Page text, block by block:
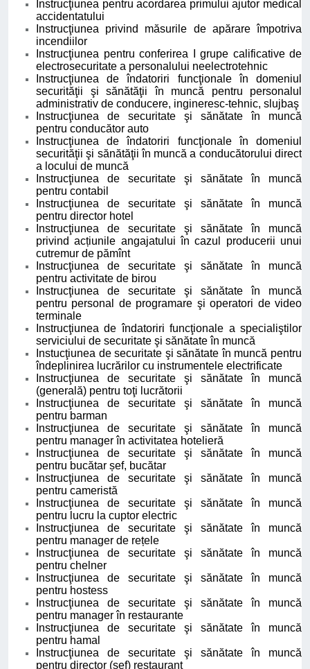
Instrucţiunea pentru acordarea primului ajutor medical
accidentatului
Instrucţiunea privind măsurile de apărare împotriva
incendiilor
Instrucţiunea pentru conferirea I grupe calificative de
electrosecuritate a personalului neelectrotehnic
Instrucţiunea de îndatoriri funcţionale în domeniul
securităţii şi sănătăţii în muncă pentru personalul
administrativ de conducere, ingineresc-tehnic, slujbaş
Instrucţiunea de securitate şi sănătate în muncă
pentru conducător auto
Instrucţiunea de îndatoriri funcţionale în domeniul
securităţii şi sănătăţii în muncă a conducătorului direct
a locului de muncă
Instrucţiunea de securitate şi sănătate în muncă
pentru contabil
Instrucţiunea de securitate şi sănătate în muncă
pentru director hotel
Instrucţiunea de securitate şi sănătate în muncă
privind acțiunile angajatului în cazul producerii unui
cutremur de pămînt
Instrucţiunea de securitate şi sănătate în muncă
pentru activitate de birou
Instrucţiunea de securitate şi sănătate în muncă
pentru personal de programare şi operatori de video
terminale
Instrucţiunea de îndatoriri funcţionale a specialiştilor
serviciului de securitate şi sănătate în muncă
Instucţiunea de securitate şi sănătate în muncă pentru
îndeplinirea lucrărilor cu instrumentele electrificate
Instrucţiunea de securitate şi sănătate în muncă
(generală) pentru toţi lucrătorii
Instrucţiunea de securitate şi sănătate în muncă
pentru barman
Instrucţiunea de securitate şi sănătate în muncă
pentru manager în activitatea hotelieră
Instrucţiunea de securitate şi sănătate în muncă
pentru bucătar șef, bucătar
Instrucţiunea de securitate şi sănătate în muncă
pentru cameristă
Instrucţiunea de securitate şi sănătate în muncă
pentru lucru la cuptor electric
Instrucţiunea de securitate şi sănătate în muncă
pentru manager de rețele
Instrucţiunea de securitate şi sănătate în muncă
pentru chelner
Instrucţiunea de securitate şi sănătate în muncă
pentru hostess
Instrucţiunea de securitate şi sănătate în muncă
pentru manager în restaurante
Instrucţiunea de securitate şi sănătate în muncă
pentru hamal
Instrucţiunea de securitate şi sănătate în muncă
pentru director (șef) restaurant